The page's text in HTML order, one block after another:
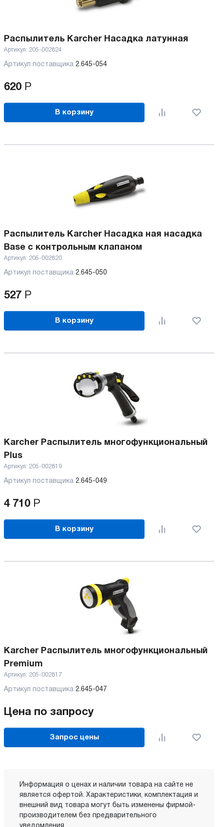
Распылитель Karcher Насадка латунная
Артикул: 205-002824
Артикул поставщика 2.645-054
620 Р
В корзину
Распылитель Karcher Насадка ная насадка
Base с контрольным клапаном
Артикул: 205-002820
Артикул поставщика 2.645-050
527 Р
В корзину
Karcher Распылитель многофункциональный
Plus
Артикул: 205-002819
Артикул поставщика 2.645-049
4 710 Р
В корзину
Karcher Распылитель многофункциональный
Premium
Артикул: 205-002817
Артикул поставщика 2.645-047
Цена по запросу
Запрос цены
Информация о ценах и наличии товара на сайте не
является офертой. Характеристики, комплектация и
внешний вид товара могут быть изменены фирмой-
производителем без предварительного